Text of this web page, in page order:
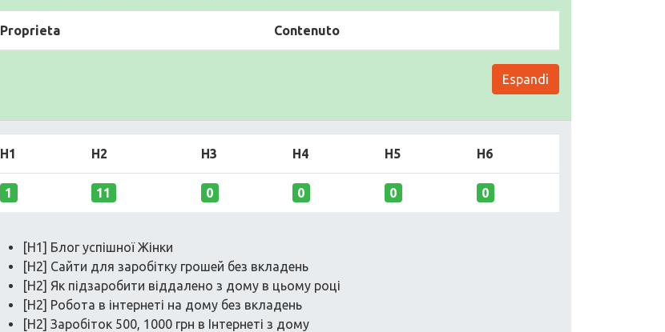
Proprieta Contenuto
Espandi
H1 H2 H3 H4 H5 H6
1 11 0 0 0 0
[H1] Блог успішної Жінки
[H2] Сайти для заробітку грошей без вкладень
[H2] Як підзаробити віддалено з дому в цьому році
[H2] Робота в інтернеті на дому без вкладень
[H2] Заробіток 500, 1000 грн в Інтернеті з дому